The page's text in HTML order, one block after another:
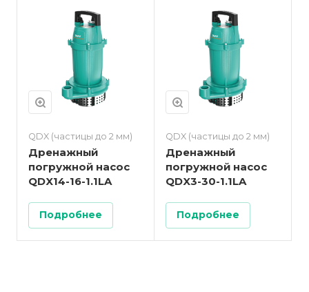
QDX (частицы до 2 мм)
Дренажный
погружной насос
QDX14-16-1.1LA
Подробнее
QDX (частицы до 2 мм)
Дренажный
погружной насос
QDX3-30-1.1LA
Подробнее